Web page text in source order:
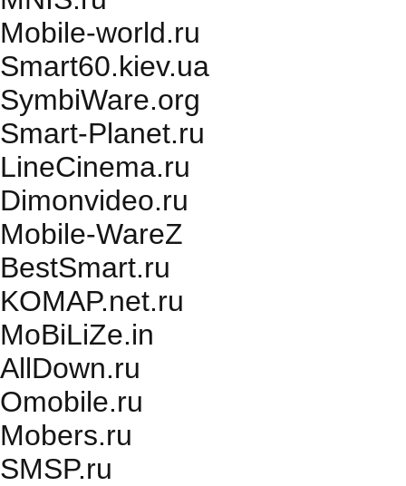
Mobile-world.ru
Smart60.kiev.ua
SymbiWare.org
Smart-Planet.ru
LineCinema.ru
Dimonvideo.ru
Mobile-WareZ
BestSmart.ru
KOMAP.net.ru
MoBiLiZe.in
AllDown.ru
Оmobile.ru
Mobers.ru
SMSP.ru